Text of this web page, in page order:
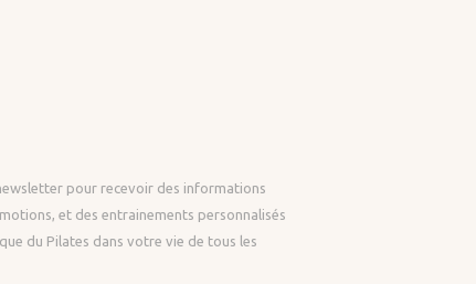
pour recevoir des informations
et des entrainements personnalisés
du Pilates dans votre vie de tous les